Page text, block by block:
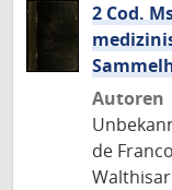
2 Cod.
Autoren
de